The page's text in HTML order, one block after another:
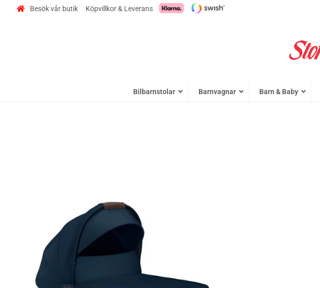
Besök vår butik Köpvillkor & Leverans
Bilbarnstolar Barnvagnar Barn & Baby